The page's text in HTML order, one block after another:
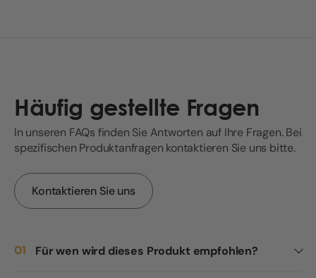
Häufig gestellte Fragen
In unseren FAQs finden Sie Antworten auf Ihre Fragen. Bei
spezifischen Produktanfragen kontaktieren Sie uns bitte.
Kontaktieren Sie uns
Für wen wird dieses Produkt empfohlen?